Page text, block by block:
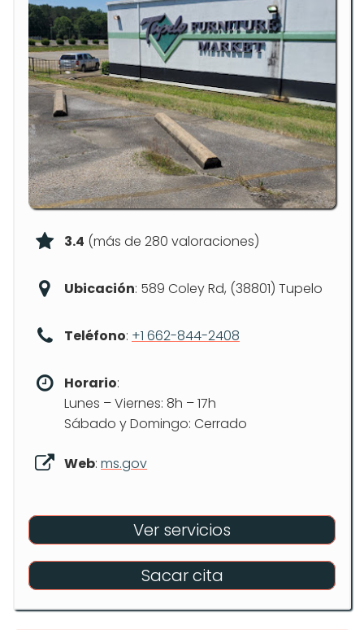
3.4 (más de 280 valoraciones)
Ubicación: 589 Coley Rd, (38801) Tupelo
Teléfono: +1 662-844-2408
Horario:
Lunes – Viernes: 8h – 17h
Sábado y Domingo: Cerrado
Web: ms.gov
Ver servicios
Sacar cita